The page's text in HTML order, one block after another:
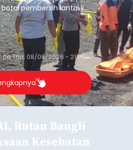
pembersih lantai ke
onThu, 08/06/2026 - 21:06
Rutan Bangli
Kesehatan